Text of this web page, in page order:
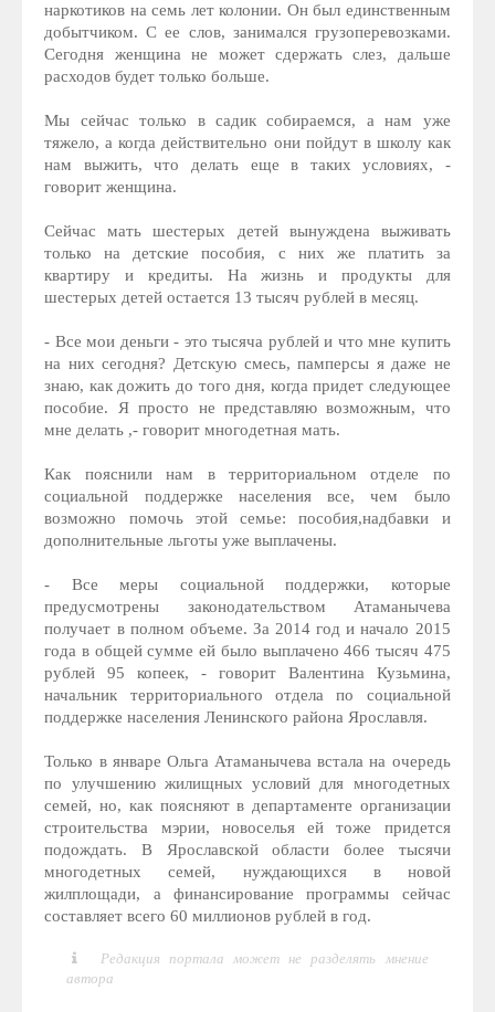
наркотиков на семь лет колонии. Он был единственным
добытчиком. С ее слов, занимался грузоперевозками.
Сегодня женщина не может сдержать слез, дальше
расходов будет только больше.
Мы сейчас только в садик собираемся, а нам уже
тяжело, а когда действительно они пойдут в школу как
нам выжить, что делать еще в таких условиях, -
говорит женщина.
Сейчас мать шестерых детей вынуждена выживать
только на детские пособия, с них же платить за
квартиру и кредиты. На жизнь и продукты для
шестерых детей остается 13 тысяч рублей в месяц.
- Все мои деньги - это тысяча рублей и что мне купить
на них сегодня? Детскую смесь, памперсы я даже не
знаю, как дожить до того дня, когда придет следующее
пособие. Я просто не представляю возможным, что
мне делать ,- говорит многодетная мать.
Как пояснили нам в территориальном отделе по
социальной поддержке населения все, чем было
возможно помочь этой семье: пособия,надбавки и
дополнительные льготы уже выплачены.
- Все меры социальной поддержки, которые
предусмотрены законодательством Атаманычева
получает в полном объеме. За 2014 год и начало 2015
года в общей сумме ей было выплачено 466 тысяч 475
рублей 95 копеек, - говорит Валентина Кузьмина,
начальник территориального отдела по социальной
поддержке населения Ленинского района Ярославля.
Только в январе Ольга Атаманычева встала на очередь
по улучшению жилищных условий для многодетных
семей, но, как поясняют в департаменте организации
строительства мэрии, новоселья ей тоже придется
подождать. В Ярославской области более тысячи
многодетных семей, нуждающихся в новой
жилплощади, а финансирование программы сейчас
составляет всего 60 миллионов рублей в год.
Редакция портала может не разделять мнение
автора